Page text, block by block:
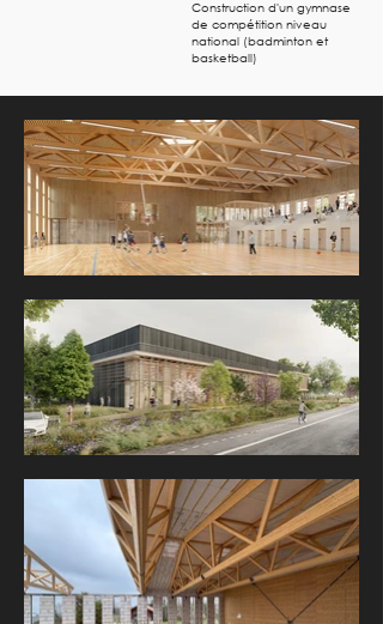
Construction d'un gymnase
de compétition niveau
national (badminton et
basketball)